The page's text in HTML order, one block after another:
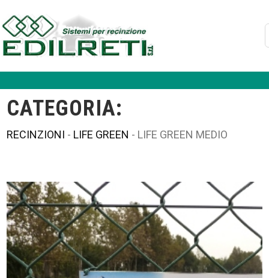
CATEGORIA:
RECINZIONI - LIFE GREEN - LIFE GREEN MEDIO